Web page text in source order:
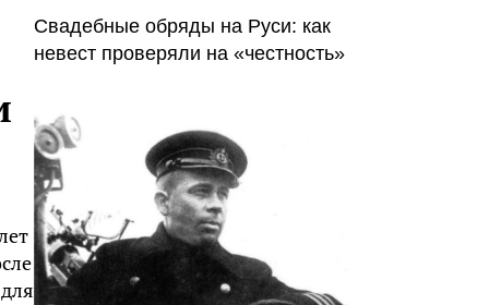
Свадебные обряды на Руси: как
невест проверяли на «честность»